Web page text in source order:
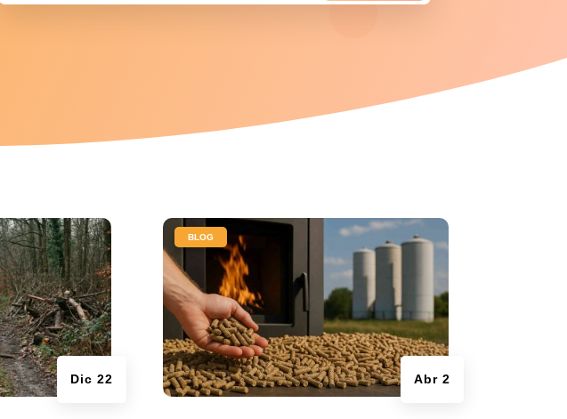
Dic 22 Abr 2
BLOG